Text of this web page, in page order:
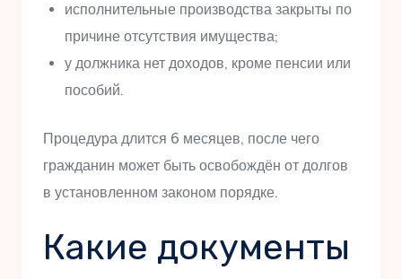
исполнительные производства закрыты по
причине отсутствия имущества;
у должника нет доходов, кроме пенсии или
пособий.
Процедура длится 6 месяцев, после чего
гражданин может быть освобождён от долгов
в установленном законом порядке.
Какие документы